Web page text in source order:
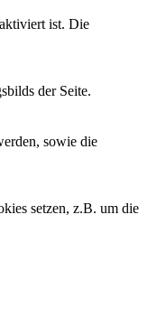
ist. Die
der Seite.
sowie die
setzen, z.B. um die